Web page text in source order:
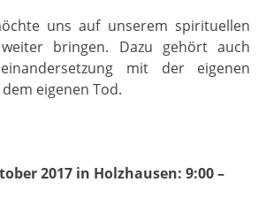
uns auf unserem spirituellen
bringen. Dazu gehört auch
mit der eigenen
eigenen Tod.
2017 in Holzhausen: 9:00 –